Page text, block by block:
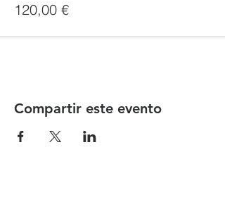
120,00 €
Compartir este evento